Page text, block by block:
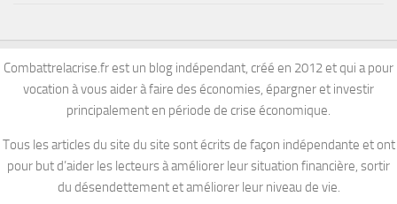
Combattrelacrise.fr est un blog indépendant, créé en 2012 et qui a pour
vocation à vous aider à faire des économies, épargner et investir
principalement en période de crise économique.
Tous les articles du site du site sont écrits de façon indépendante et ont
pour but d’aider les lecteurs à améliorer leur situation financière, sortir
du désendettement et améliorer leur niveau de vie.